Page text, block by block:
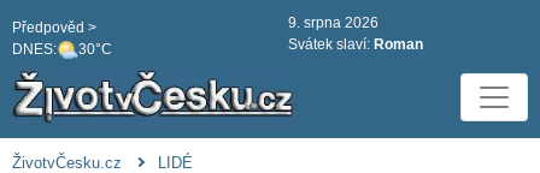
DNES: 30°C
Předpověd >
9. srpna 2026
Svátek slaví: Roman
ŽivotvČesku.cz LIDÉ